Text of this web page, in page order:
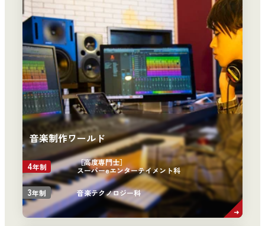
音楽制作ワールド
4年制
［高度専門士］
スーパーeエンターテイメント科
3年制 音楽テクノロジー科